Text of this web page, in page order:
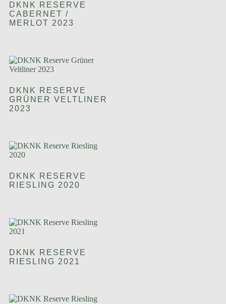
DKNK RESERVE
CABERNET /
MERLOT 2023
DKNK RESERVE
GRÜNER VELTLINER
2023
DKNK RESERVE
RIESLING 2020
DKNK RESERVE
RIESLING 2021